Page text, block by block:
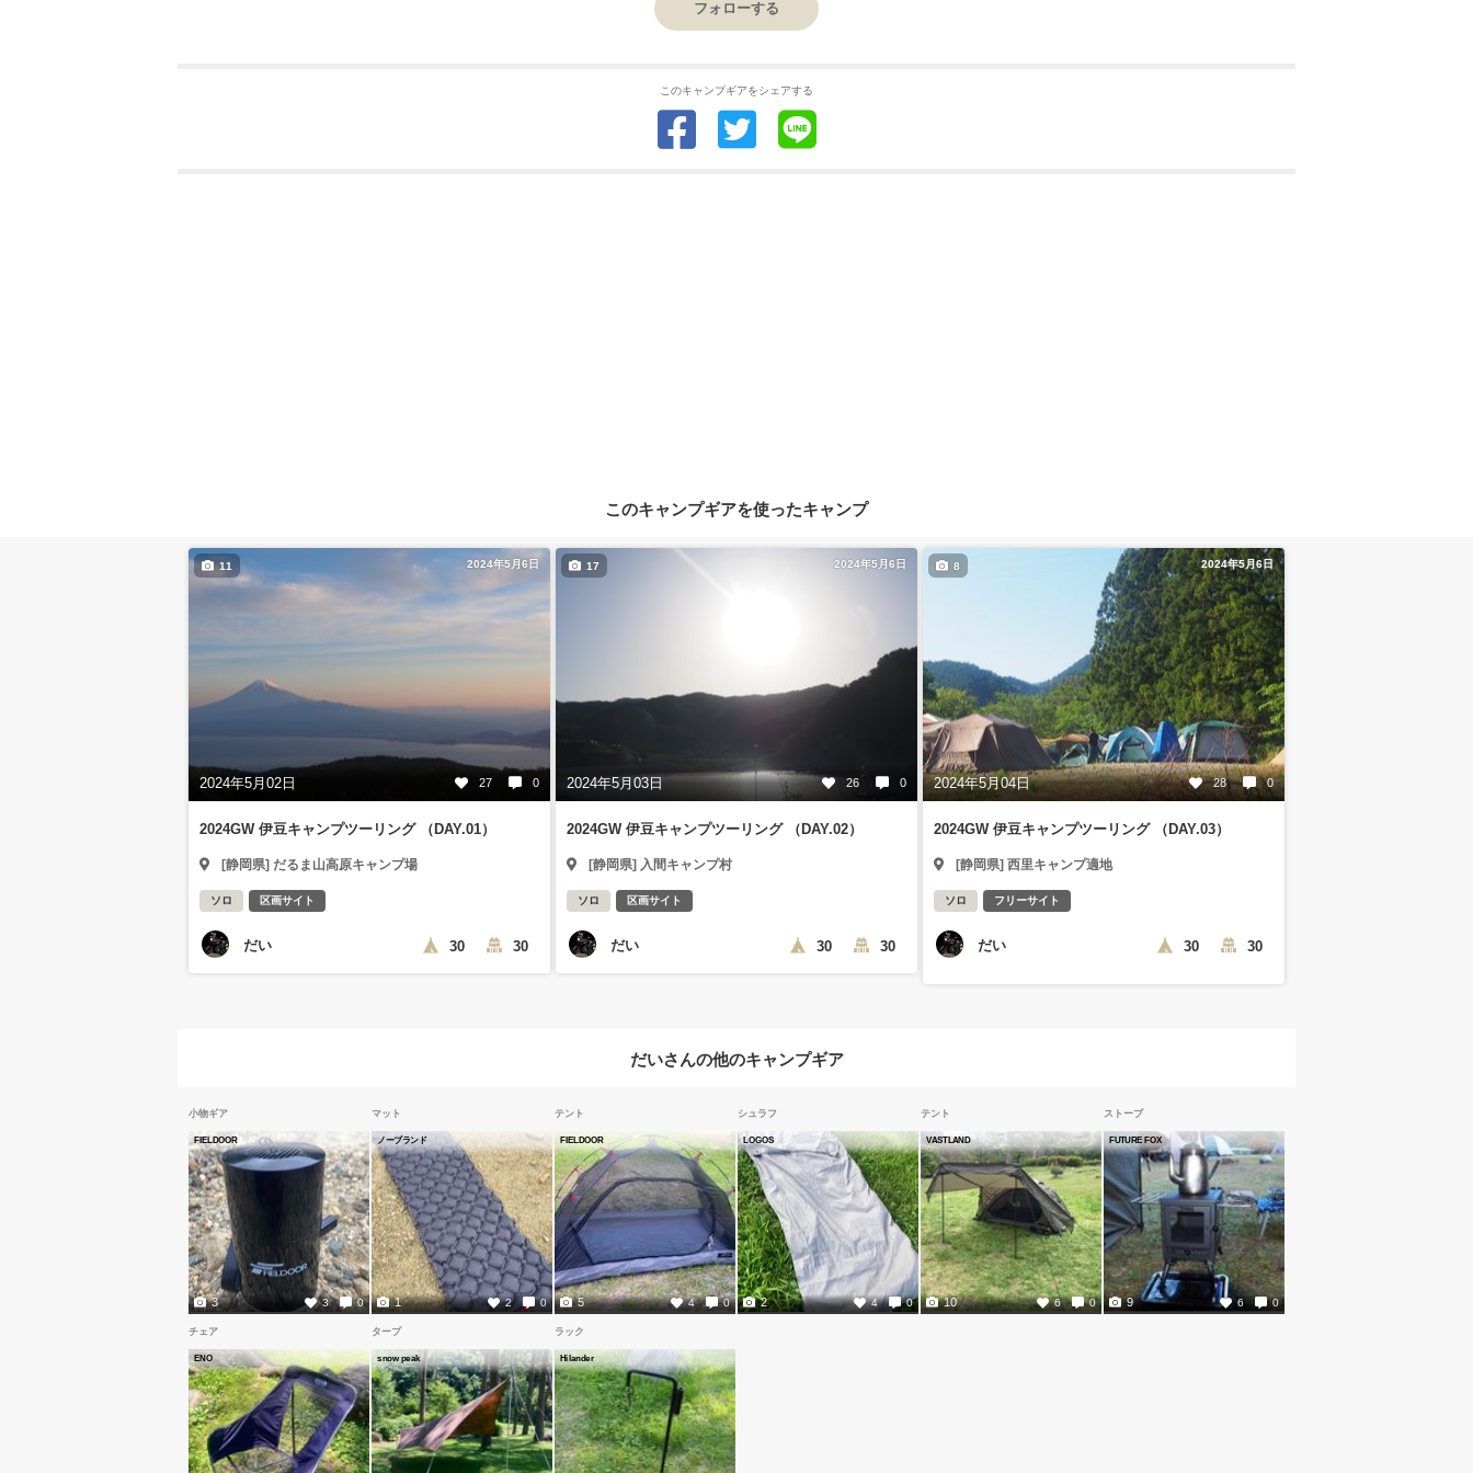
フォローする
このキャンプギアをシェアする
このキャンプギアを使ったキャンプ
2024年5月6日
2024年5月02日 27 0
11
2024GW 伊豆キャンプツーリング （DAY.01）
[静岡県] だるま山高原キャンプ場
ソロ 区画サイト
だい 30 30
2024年5月6日
2024年5月03日 26 0
17
2024GW 伊豆キャンプツーリング （DAY.02）
[静岡県] 入間キャンプ村
ソロ 区画サイト
だい 30 30
2024年5月6日
2024年5月04日 28 0
8
2024GW 伊豆キャンプツーリング （DAY.03）
[静岡県] 西里キャンプ適地
ソロ フリーサイト
だい 30 30
だいさんの他のキャンプギア
小物ギア
FIELDOOR
3 0
3
マット
ノーブランド
2 0
1
テント
FIELDOOR
4 0
5
シュラフ
LOGOS
4 0
2
テント
VASTLAND
6 0
10
ストーブ
FUTURE FOX
6 0
9
チェア
ENO
タープ
snow peak
ラック
Hilander